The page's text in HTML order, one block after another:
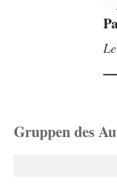
Gruppen des